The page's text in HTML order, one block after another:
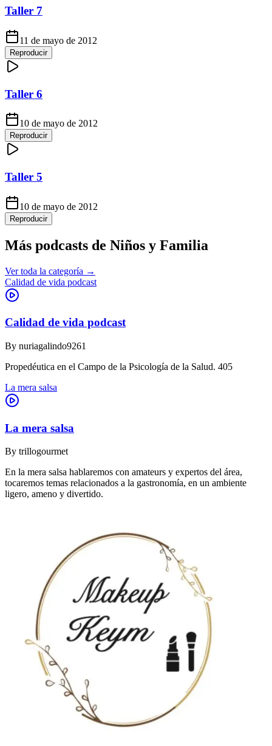
Taller 7
11 de mayo de 2012
Reproducir
Taller 6
10 de mayo de 2012
Reproducir
Taller 5
10 de mayo de 2012
Reproducir
Más podcasts de Niños y Familia
Ver toda la categoría →
Calidad de vida podcast
Calidad de vida podcast
By nuriagalindo9261
Propedéutica en el Campo de la Psicología de la Salud. 405
La mera salsa
La mera salsa
By trillogourmet
En la mera salsa hablaremos con amateurs y expertos del área,
tocaremos temas relacionados a la gastronomía, en un ambiente
ligero, ameno y divertido.